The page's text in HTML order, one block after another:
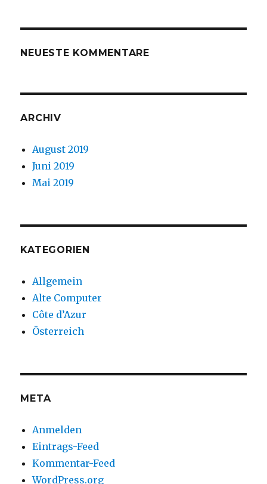
NEUESTE KOMMENTARE
ARCHIV
August 2019
Juni 2019
Mai 2019
KATEGORIEN
Allgemein
Alte Computer
Côte d’Azur
Österreich
META
Anmelden
Eintrags-Feed
Kommentar-Feed
WordPress.org